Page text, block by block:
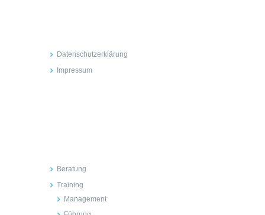
Datenschutzerklärung
Impressum
Beratung
Training
Management